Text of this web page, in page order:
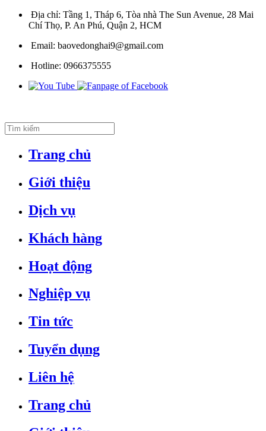
Địa chỉ: Tầng 1, Tháp 6, Tòa nhà The Sun Avenue, 28 Mai
Chí Thọ, P. An Phú, Quận 2, HCM
Email: baovedonghai9@gmail.com
Hotline: 0966375555
Trang chủ
Giới thiệu
Dịch vụ
Khách hàng
Hoạt động
Nghiệp vụ
Tin tức
Tuyển dụng
Liên hệ
Trang chủ